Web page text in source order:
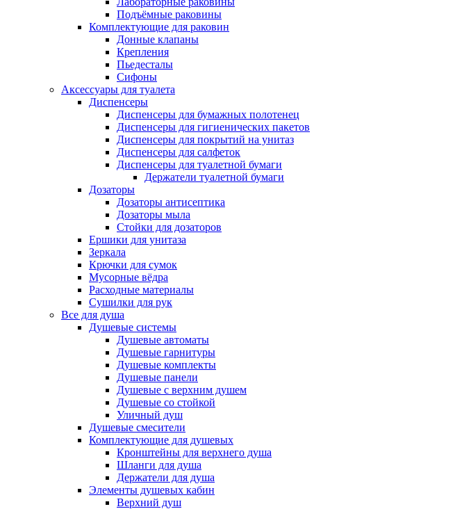
Подъёмные раковины
Комплектующие для раковин
Донные клапаны
Крепления
Пьедесталы
Сифоны
Аксессуары для туалета
Диспенсеры
Диспенсеры для бумажных полотенец
Диспенсеры для гигиенических пакетов
Диспенсеры для покрытий на унитаз
Диспенсеры для салфеток
Диспенсеры для туалетной бумаги
Держатели туалетной бумаги
Дозаторы
Дозаторы антисептика
Дозаторы мыла
Стойки для дозаторов
Ершики для унитаза
Зеркала
Крючки для сумок
Мусорные вёдра
Расходные материалы
Сушилки для рук
Все для душа
Душевые системы
Душевые автоматы
Душевые гарнитуры
Душевые комплекты
Душевые панели
Душевые с верхним душем
Душевые со стойкой
Уличный душ
Душевые смесители
Комплектующие для душевых
Кронштейны для верхнего душа
Шланги для душа
Держатели для душа
Элементы душевых кабин
Верхний душ